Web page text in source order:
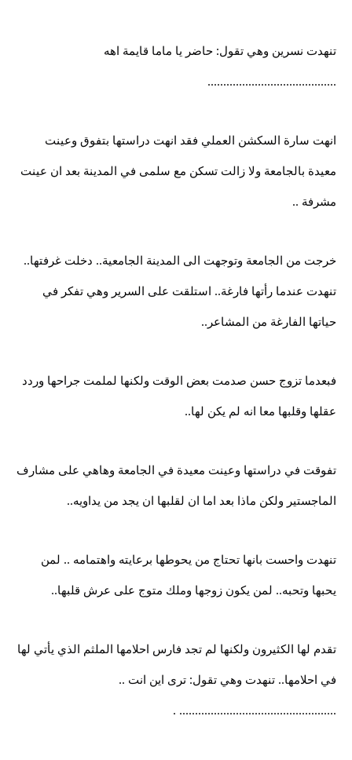
تنهدت نسرين وهي تقول: حاضر يا ماما قايمة اهه
.........................................
انهت سارة السكشن العملي فقد انهت دراستها بتفوق وعينت
معيدة بالجامعة ولا زالت تسكن مع سلمى في المدينة بعد ان عينت
مشرفة ..
خرجت من الجامعة وتوجهت الى المدينة الجامعية.. دخلت غرفتها..
تنهدت عندما رأتها فارغة.. استلقت على السرير وهي تفكر في
حياتها الفارغة من المشاعر..
فبعدما تزوج حسن صدمت بعض الوقت ولكنها لملمت جراحها وردد
عقلها وقلبها معا انه لم يكن لها..
تفوقت في دراستها وعينت معيدة في الجامعة وهاهي على مشارف
الماجستير ولكن ماذا بعد اما ان لقلبها ان يجد من يداويه..
تنهدت واحست بانها تحتاج من يحوطها برعايته واهتمامه .. لمن
يحبها وتحبه.. لمن يكون زوجها وملك متوج على عرش قلبها..
تقدم لها الكثيرون ولكنها لم تجد فارس احلامها الملثم الذي يأتي لها
في احلامها.. تنهدت وهي تقول: ترى اين انت ..
.................................................. .